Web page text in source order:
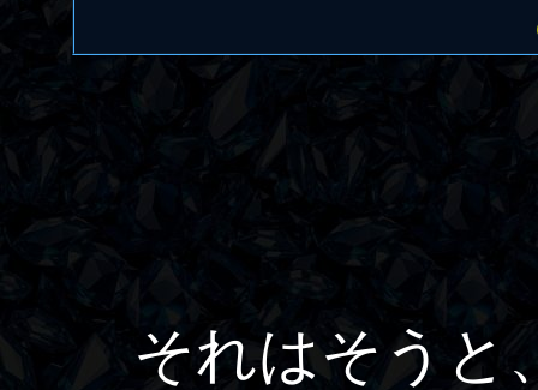
それはそうと